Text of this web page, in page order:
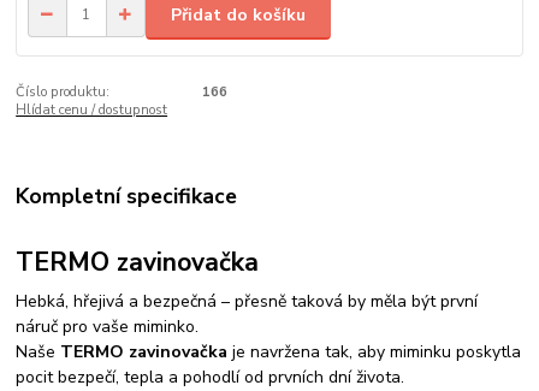
Přidat do košíku
Číslo produktu:
166
Hlídat cenu / dostupnost
Kompletní specifikace
TERMO zavinovačka
Hebká, hřejivá a bezpečná – přesně taková by měla být první
náruč pro vaše miminko.
Naše TERMO zavinovačka je navržena tak, aby miminku poskytla
pocit bezpečí, tepla a pohodlí od prvních dní života.